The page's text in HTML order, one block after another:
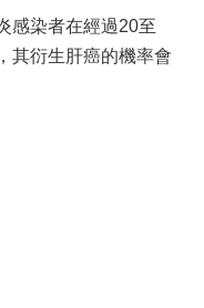
感染者在經過20至
其衍生肝癌的機率會